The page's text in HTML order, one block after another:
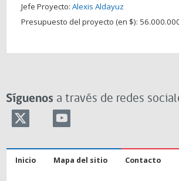
Jefe Proyecto: Alexis Aldayuz
Presupuesto del proyecto (en $):
Síguenos a través de redes
Inicio Mapa del sitio Contacto